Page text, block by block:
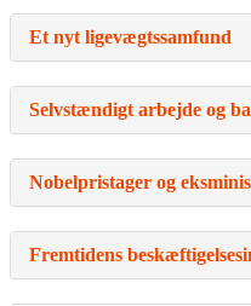
Et nyt ligevægtssamfund
Selvstændigt arbejde og
Nobelpristager og
Fremtidens